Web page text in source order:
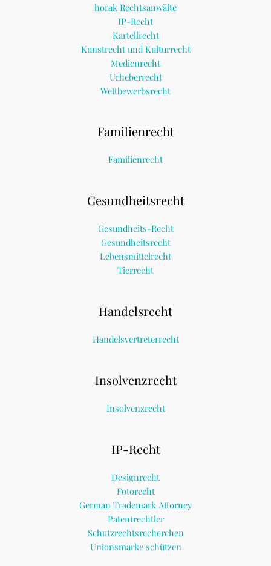
horak Rechtsanwälte
IP-Recht
Kartellrecht
Kunstrecht und Kulturrecht
Medienrecht
Urheberrecht
Wettbewerbsrecht
Familienrecht
Familienrecht
Gesundheitsrecht
Gesundheits-Recht
Gesundheitsrecht
Lebensmittelrecht
Tierrecht
Handelsrecht
Handelsvertreterrecht
Insolvenzrecht
Insolvenzrecht
IP-Recht
Designrecht
Fotorecht
German Trademark Attorney
Patentrechtler
Schutzrechtsrecherchen
Unionsmarke schützen